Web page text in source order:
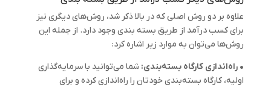
علاوه بر دو روش اصلی که در بالا ذکر شد، روش‌های دیگری نیز
برای کسب درآمد از طریق بسته بندی وجود دارد. از جمله این
روش‌ها می‌توان به موارد زیر اشاره کرد:
• راه‌اندازی کارگاه بسته‌بندی: شما می‌توانید با سرمایه‌گذاری
اولیه، کارگاه بسته‌بندی خودتان را راه‌اندازی کرده و برای